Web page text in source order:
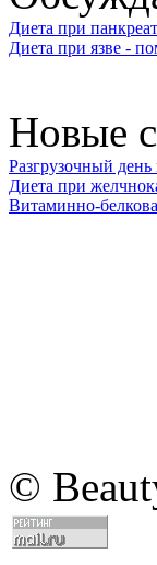
Диета при
Диета при язве -
Новые
Разгрузочный
Диета при
Витаминно-
©